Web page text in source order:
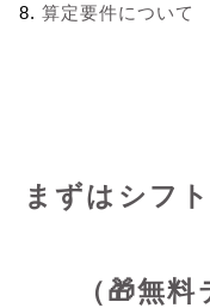
算定要件について
まずはシフ
（🎁無